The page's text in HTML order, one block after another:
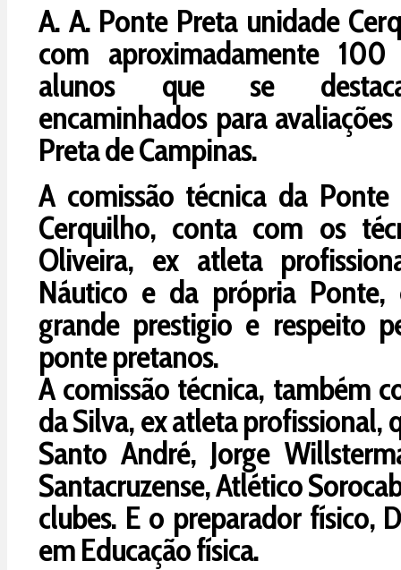
A. A. Ponte Preta unidade
com aproximadamente
alunos que se
encaminhados para
Preta de Campinas.
A comissão técnica da Ponte
Cerquilho, conta com os
Oliveira, ex atleta
Náutico e da própria
grande prestigio e respeito
ponte pretanos.
A comissão técnica, também
da Silva, ex atleta profissional,
Santo André, Jorge
Santacruzense, Atlético
clubes. E o preparador físico,
em Educação física.